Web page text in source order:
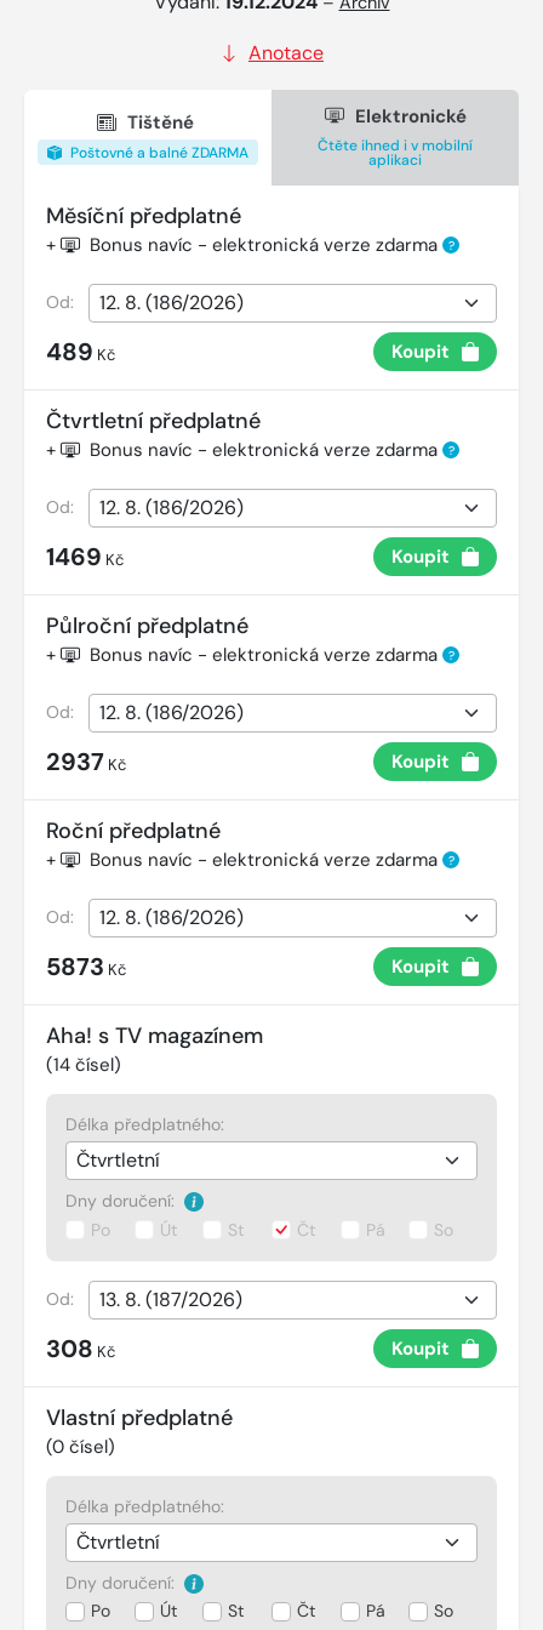
Anotace
Tištěné
Poštovné a balné ZDARMA
Elektronické
Čtěte ihned i v mobilní
aplikaci
Měsíční předplatné
+ Bonus navíc - elektronická verze zdarma ?
Od:
489 Kč Koupit
Čtvrtletní předplatné
+ Bonus navíc - elektronická verze zdarma ?
Od:
1469 Kč Koupit
Půlroční předplatné
+ Bonus navíc - elektronická verze zdarma ?
Od:
2937 Kč Koupit
Roční předplatné
+ Bonus navíc - elektronická verze zdarma ?
Od:
5873 Kč Koupit
Aha! s TV magazínem
(14 čísel)
Délka předplatného:
Dny doručení:
Po
Út St Čt Pá So
Od:
308 Kč Koupit
Vlastní předplatné
(0 čísel)
Délka předplatného:
Dny doručení:
Po
Út St Čt Pá So